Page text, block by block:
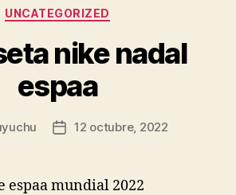
Categorías
UNCATEGORIZED
nike nadal
espaa
Fecha
entrada
12 octubre, 2022